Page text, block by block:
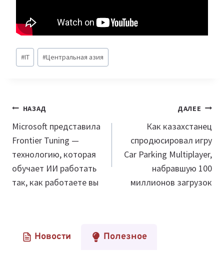
Метки
записи:
#IT #Центральная азия
Навигация
по
записям
НАЗАД
Microsoft представила
Frontier Tuning —
технологию, которая
обучает ИИ работать
так, как работаете вы
ДАЛЕЕ
Как казахстанец
спродюсировал игру
Car Parking Multiplayer,
набравшую 100
миллионов загрузок
Новости Полезное